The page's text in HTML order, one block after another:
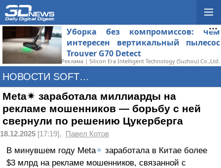
Уборка без компромиссов: чем
интересен вертикальный пылесос
Trouver G70 Detect
Реклама | Silicon Era Intelligent Technology (Suzhou) Co.,Ltd.
НОВОСТИ SOFTWARE
Meta✴ заработала миллиарды на
рекламе мошенников — борьбу с ней
свернули по решению Цукерберга
18.12.2025 [17:19], Павел Котов
В минувшем году Meta✴ заработала в Китае более
$3 млрд на рекламе мошенников, связанной с